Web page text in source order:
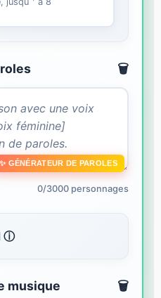
🗑️
✨ GÉNÉRATEUR DE PAROLES
0/3000 personnages
ⓘ
musique 🗑️